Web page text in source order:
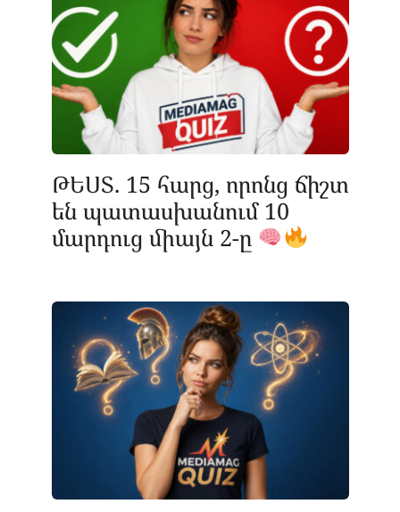
ԹԵՍՏ. 15 հարց, որոնց ճիշտ
են պատասխանում 10
մարդուց միայն 2-ը